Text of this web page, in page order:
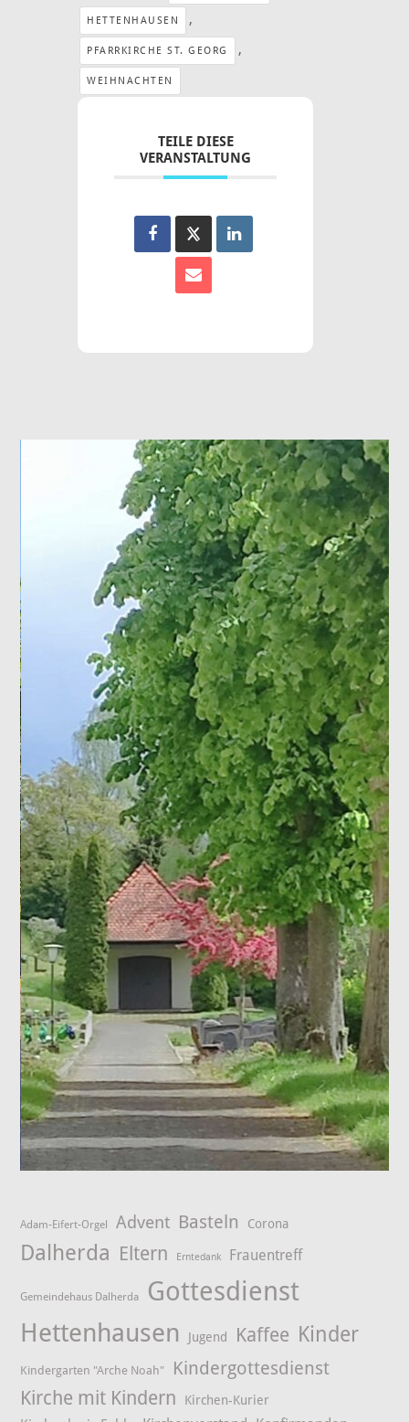
HETTENHAUSEN ,
PFARRKIRCHE ST. GEORG ,
WEIHNACHTEN
TEILE DIESE
VERANSTALTUNG
Adam-Eifert-Orgel Advent Basteln Corona
Dalherda Eltern Erntedank Frauentreff
Gemeindehaus Dalherda Gottesdienst
Hettenhausen Jugend Kaffee Kinder
Kindergarten "Arche Noah" Kindergottesdienst
Kirche mit Kindern Kirchen-Kurier